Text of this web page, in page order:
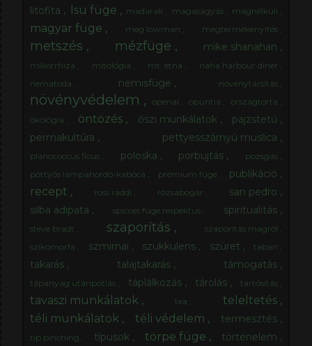
litofita
lsu füge madarak magaságyás magnélküli
magyar füge meg lowman megtermékenyítés
metszés mézfüge mike shanahan
mikorrhiza mitológia mt. etna
naha harbour diner
nematoda
nemisfüge növénytársítás
növényvédelem openai opuntia
országtorta
ökológia
öntözés őszi munkálatok
pajzstetű
permakultúra
pettyesszárnyú muslica
planococcus ficus poloska porbujtás
pozsgás
pöttyös lámpahordó-kabóca
prémium füge publikáció
recept ross raddi rózsabogár
san pedro
silba adipata
spicces füge respektus spiritualitás
steve bradt szaporítás
szaporítás magról
szikomorfa
szmirnai szukkulens szüret tabán
takarás talajtakarás támogatás
tápanyag utánpótlás táplálkozás tárolás tartósítás
tavaszi munkálatok tea
teleltetés
téli munkálatok
téli védelem termesztés
tip pinching típusok törpe füge
történelem